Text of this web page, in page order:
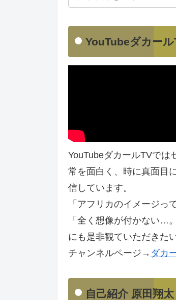
YouTubeダカール
YouTubeダカールTVでは
常を面白く、時に真面目
信しています。
「アフリカのイメージっ
「全く想像が付かない…
にも是非観ていただきた
チャンネルページ→ ダカ
自己紹介 原田翔太